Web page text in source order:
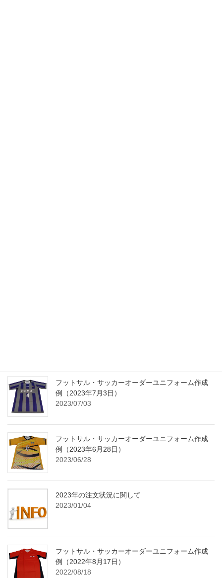
フットサル・サッカーオーダーユニフォーム作成
例（2023年7月3日）
2023/07/03
フットサル・サッカーオーダーユニフォーム作成
例（2023年6月28日）
2023/06/28
2023年の注文状況に関して
2023/01/04
フットサル・サッカーオーダーユニフォーム作成
例（2022年8月17日）
2022/08/18